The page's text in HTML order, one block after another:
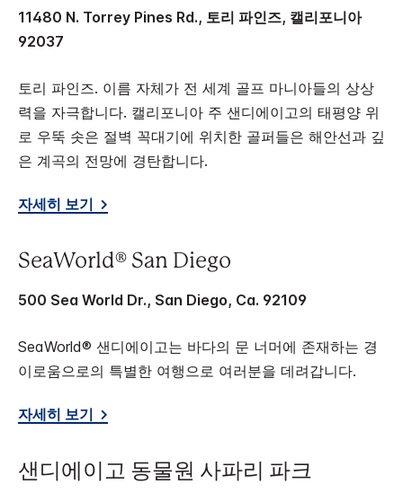
11480 N. Torrey Pines Rd., 토리 파인즈, 캘리포니아
92037
토리 파인즈. 이름 자체가 전 세계 골프 마니아들의 상상
력을 자극합니다. 캘리포니아 주 샌디에이고의 태평양 위
로 우뚝 솟은 절벽 꼭대기에 위치한 골퍼들은 해안선과 깊
은 계곡의 전망에 경탄합니다.
자세히 보기
SeaWorld® San Diego
500 Sea World Dr., San Diego, Ca. 92109
SeaWorld® 샌디에이고는 바다의 문 너머에 존재하는 경
이로움으로의 특별한 여행으로 여러분을 데려갑니다.
자세히 보기
샌디에이고 동물원 사파리 파크